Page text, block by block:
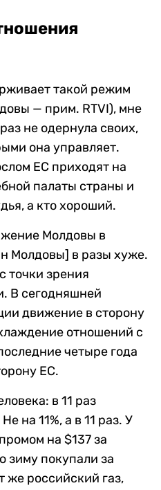
такой режим
— прим. RTVI), мне
не одернула своих,
она управляет.
ЕС приходят на
палаты страны и
а кто хороший.
Молдовы в
Молдовы] в разы хуже.
точки зрения
В сегодняшней
движение в сторону
отношений с
четыре года
ЕС.
в 11 раз
на 11%, а в 11 раз. У
на $137 за
зиму покупали за
же российский газ,